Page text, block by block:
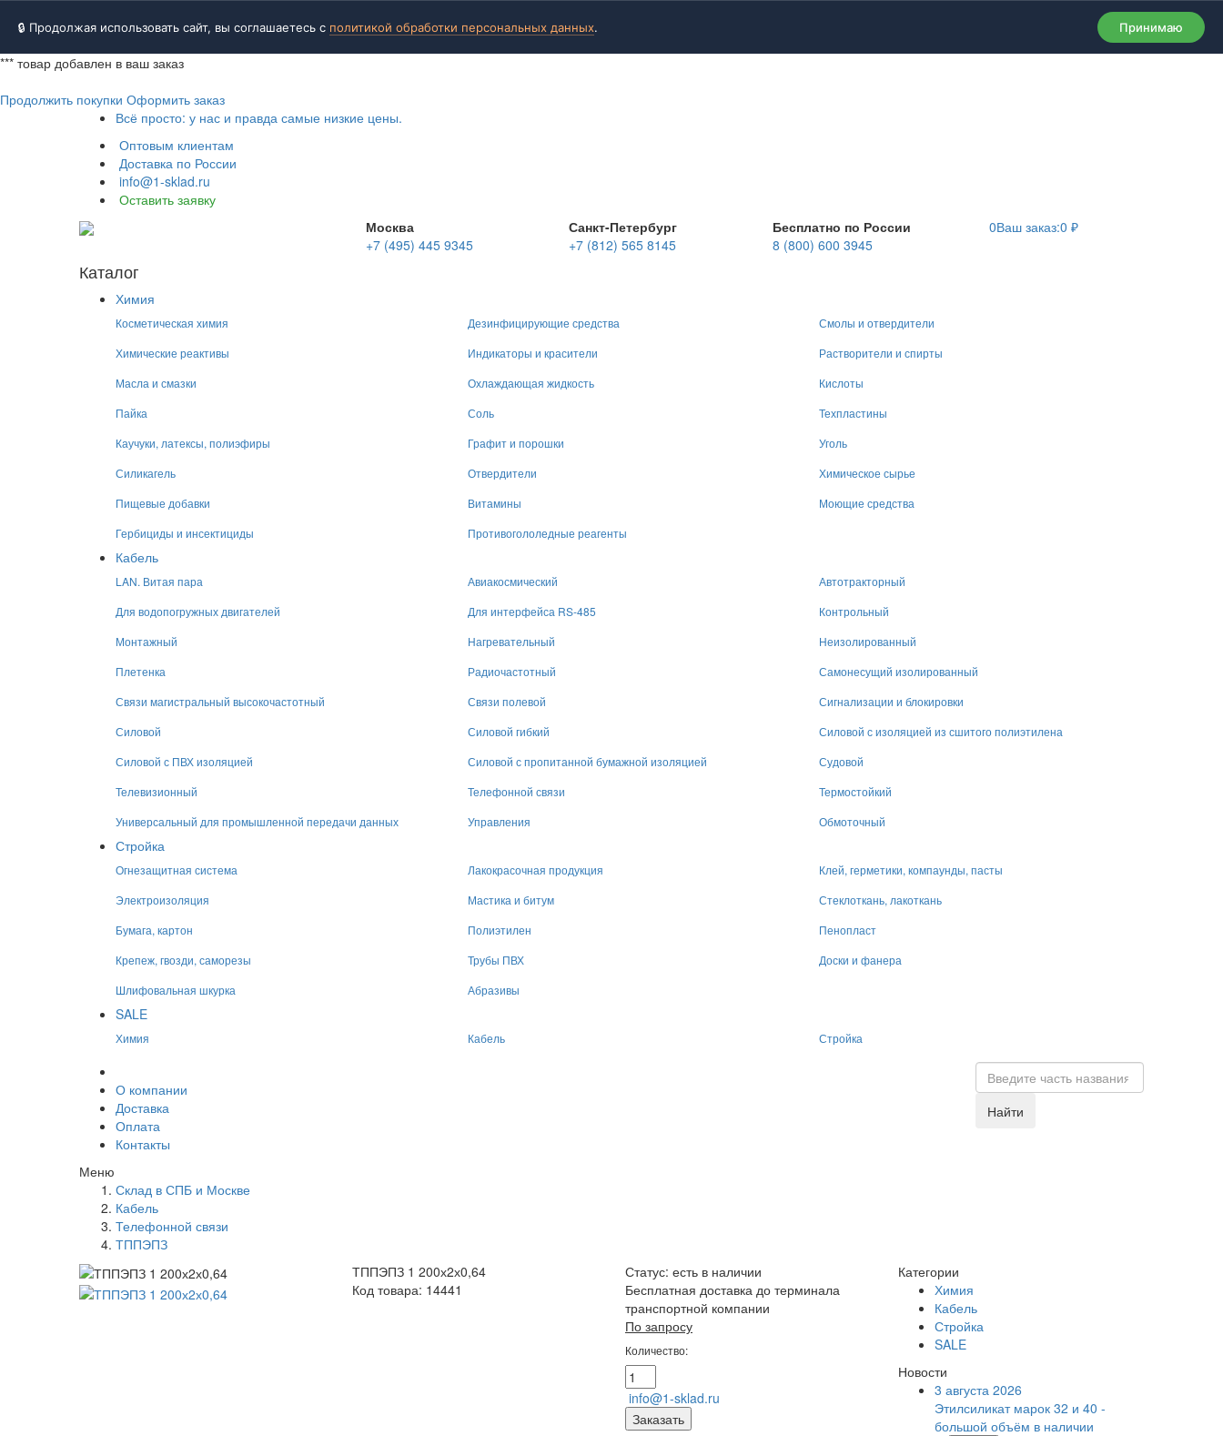
🔒 Продолжая использовать сайт, вы соглашаетесь с политикой обработки персональных данных. Принимаю
*** товар добавлен в ваш заказ
Продолжить покупки Оформить заказ
Всё просто: у нас и правда самые низкие цены.
Оптовым клиентам
Доставка по России
info@1-sklad.ru
Оставить заявку
Москва
+7 (495) 445 9345
Санкт-Петербург
+7 (812) 565 8145
Бесплатно по России
8 (800) 600 3945
0Ваш заказ:0 ₽
Каталог
Химия
Косметическая химия Дезинфицирующие средства
Смолы и отвердители
Химические реактивы
Индикаторы и красители
Растворители и спирты
Масла и смазки
Охлаждающая жидкость
Кислоты
Пайка
Соль
Техпластины
Каучуки, латексы, полиэфиры
Графит и порошки
Уголь
Силикагель
Отвердители
Химическое сырье
Пищевые добавки
Витамины
Моющие средства
Гербициды и инсектициды
Противогололедные реагенты
Кабель
LAN. Витая пара Авиакосмический
Автотракторный
Для водопогружных двигателей
Для интерфейса RS-485
Контрольный
Монтажный
Нагревательный
Неизолированный
Плетенка
Радиочастотный
Самонесущий изолированный
Связи магистральный высокочастотный
Связи полевой
Сигнализации и блокировки
Силовой
Силовой гибкий
Силовой с изоляцией из сшитого полиэтилена
Силовой с ПВХ изоляцией
Силовой с пропитанной бумажной изоляцией
Судовой
Телевизионный
Телефонной связи
Термостойкий
Универсальный для промышленной передачи данных
Управления Обмоточный
Стройка
Огнезащитная система Лакокрасочная продукция
Клей, герметики, компаунды, пасты
Электроизоляция
Мастика и битум
Стеклоткань, лакоткань
Бумага, картон
Полиэтилен
Пенопласт
Крепеж, гвозди, саморезы
Трубы ПВХ
Доски и фанера
Шлифовальная шкурка
Абразивы
SALE
Химия Кабель Стройка
О компании
Доставка
Оплата
Контакты
Найти
Меню
Склад в СПБ и Москве
Кабель
Телефонной связи
ТППЭПЗ
ТППЭПЗ 1 200х2х0,64
Код товара: 14441
Статус: есть в наличии
Бесплатная доставка до терминала
транспортной компании
По запросу
Количество:
info@1-sklad.ru
Заказать
Категории
Химия
Кабель
Стройка
SALE
Новости
3 августа 2026
Этилсиликат марок 32 и 40 -
большой объём в наличии